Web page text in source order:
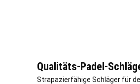
Qualitäts-Padel-
Strapazierfähige Schläger für